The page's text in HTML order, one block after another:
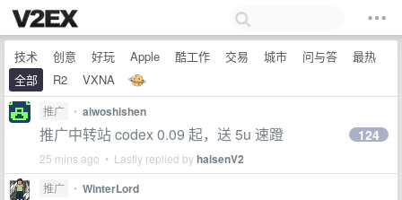
技术 创意 好玩 Apple 酷工作 交易 城市 问与答
最热
全部
R2 VXNA
推广 • aiwoshishen
推广中转站 codex 0.09 起，送 5u 速蹬
25 mins ago • Lastly replied byhaisenV2
124
推广 • WinterLord